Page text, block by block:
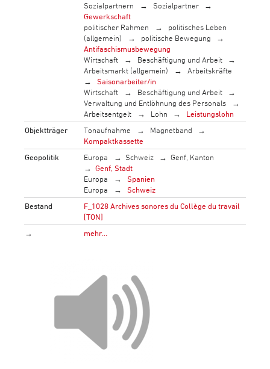
Sozialpartnern
Sozialpartner
Gewerkschaft
politischer Rahmen
politisches Leben
(allgemein)
politische Bewegung
Antifaschismusbewegung
Wirtschaft
Beschäftigung und Arbeit
Arbeitsmarkt (allgemein)
Arbeitskräfte
Saisonarbeiter/in
Wirtschaft
Beschäftigung und Arbeit
Verwaltung und Entlöhnung des Personals
Arbeitsentgelt
Lohn
Leistungslohn
Objektträger
Tonaufnahme
Magnetband
Kompaktkassette
Geopolitik
Europa Schweiz
Genf, Kanton
Genf, Stadt
Europa
Spanien
Europa
Schweiz
Bestand
F_1028 Archives sonores du Collège du travail
[TON]
→
mehr…